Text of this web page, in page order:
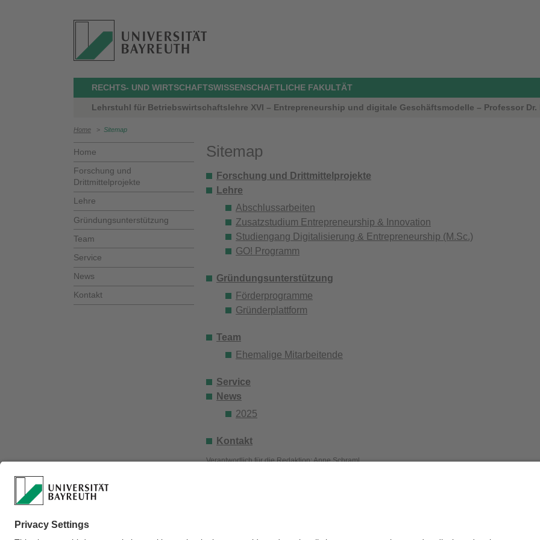
RECHTS- UND WIRTSCHAFTSWISSENSCHAFTLICHE FAKULTÄT
Lehrstuhl für Betriebswirtschaftslehre XVI – Entrepreneurship und digitale Geschäftsmodelle – Professor Dr.
Home > Sitemap
Home
Forschung und
Drittmittelprojekte
Lehre
Gründungsunterstützung
Team
Service
News
Kontakt
Sitemap
Forschung und Drittmittelprojekte
Lehre
Abschlussarbeiten
Zusatzstudium Entrepreneurship & Innovation
Studiengang Digitalisierung & Entrepreneurship (M.Sc.)
GO! Programm
Gründungsunterstützung
Förderprogramme
Gründerplattform
Team
Ehemalige Mitarbeitende
Service
News
2025
Kontakt
Verantwortlich für die Redaktion:Anne Schraml